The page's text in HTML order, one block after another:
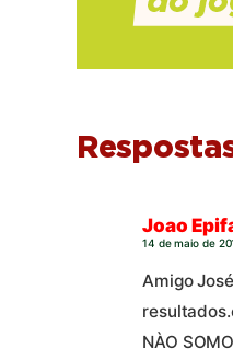
Joao
14 de maio de
Amigo
NÀO